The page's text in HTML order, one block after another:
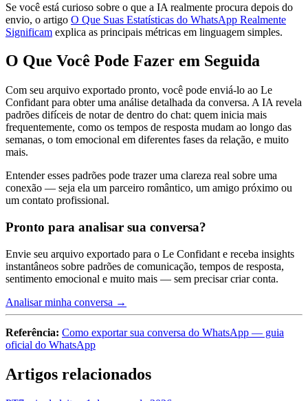
Se você está curioso sobre o que a IA realmente procura depois do
envio, o artigo O Que Suas Estatísticas do WhatsApp Realmente
Significam explica as principais métricas em linguagem simples.
O Que Você Pode Fazer em Seguida
Com seu arquivo exportado pronto, você pode enviá-lo ao Le
Confidant para obter uma análise detalhada da conversa. A IA revela
padrões difíceis de notar de dentro do chat: quem inicia mais
frequentemente, como os tempos de resposta mudam ao longo das
semanas, o tom emocional em diferentes fases da relação, e muito
mais.
Entender esses padrões pode trazer uma clareza real sobre uma
conexão — seja ela um parceiro romântico, um amigo próximo ou
um contato profissional.
Pronto para analisar sua conversa?
Envie seu arquivo exportado para o Le Confidant e receba insights
instantâneos sobre padrões de comunicação, tempos de resposta,
sentimento emocional e muito mais — sem precisar criar conta.
Analisar minha conversa →
Referência: Como exportar sua conversa do WhatsApp — guia
oficial do WhatsApp
Artigos relacionados